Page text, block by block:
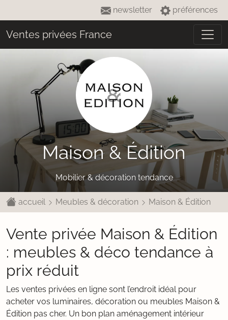
newsletter préférences
Ventes privées France
Maison & Édition
Mobilier & décoration tendance
accueil Meubles & décoration Maison & Édition
Vente privée Maison & Édition
: meubles & déco tendance à
prix réduit
Les ventes privées en ligne sont l’endroit idéal pour
acheter vos luminaires, décoration ou meubles Maison &
Édition pas cher. Un bon plan aménagement intérieur